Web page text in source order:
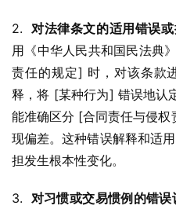
2. 对法律条文的适用错误或
用《中华人民共和国民法典
责任的规定] 时，对该条款
释，将 [某种行为] 错误地认
能准确区分 [合同责任与侵
现偏差。这种错误解释和适
担发生根本性变化。
3. 对习惯或交易惯例的错误